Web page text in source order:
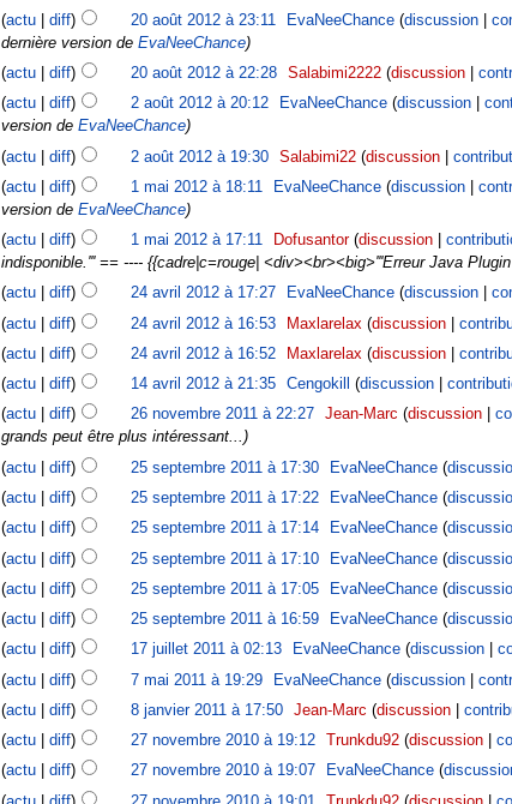
actu
diff 20 août 2012 à 23:11 EvaNeeChance discussion
dernière version deEvaNeeChance
actu
diff 20 août 2012 à 22:28 Salabimi2222 discussion
actu
diff 2 août 2012 à 20:12 EvaNeeChance discussion
version deEvaNeeChance
actu
diff 2 août 2012 à 19:30 Salabimi22 discussion
actu
diff 1 mai 2012 à 18:11 EvaNeeChance discussion
version deEvaNeeChance
actu
diff 1 mai 2012 à 17:11 Dofusantor discussion
indisponible.''' == ---- {{cadre|c=rouge| <div><br><big>'''Erreur Java
actu
diff 24 avril 2012 à 17:27 EvaNeeChance discussion
actu
diff 24 avril 2012 à 16:53 Maxlarelax discussion
actu
diff 24 avril 2012 à 16:52 Maxlarelax discussion
actu
diff 14 avril 2012 à 21:35 Cengokill discussion
actu
diff 26 novembre 2011 à 22:27 Jean-Marc discussion
grands peut être plus intéressant...
actu
diff 25 septembre 2011 à 17:30 EvaNeeChance
actu
diff 25 septembre 2011 à 17:22 EvaNeeChance
actu
diff 25 septembre 2011 à 17:14 EvaNeeChance
actu
diff 25 septembre 2011 à 17:10 EvaNeeChance
actu
diff 25 septembre 2011 à 17:05 EvaNeeChance
actu
diff 25 septembre 2011 à 16:59 EvaNeeChance
actu
diff 17 juillet 2011 à 02:13 EvaNeeChance discussion
actu
diff 7 mai 2011 à 19:29 EvaNeeChance discussion
actu
diff 8 janvier 2011 à 17:50 Jean-Marc discussion
actu
diff 27 novembre 2010 à 19:12 Trunkdu92 discussion
actu
diff 27 novembre 2010 à 19:07 EvaNeeChance